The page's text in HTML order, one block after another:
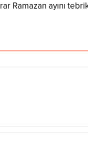
Ramazan ayını